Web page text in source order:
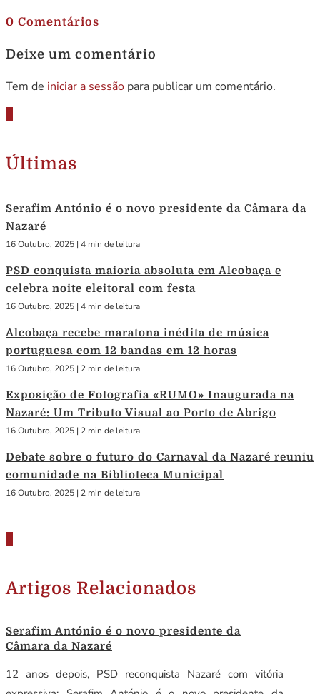
0 Comentários
Deixe um comentário
Tem de iniciar a sessão para publicar um comentário.
Últimas
Serafim António é o novo presidente da Câmara da
Nazaré
16 Outubro, 2025 | 4 min de leitura
PSD conquista maioria absoluta em Alcobaça e
celebra noite eleitoral com festa
16 Outubro, 2025 | 4 min de leitura
Alcobaça recebe maratona inédita de música
portuguesa com 12 bandas em 12 horas
16 Outubro, 2025 | 2 min de leitura
Exposição de Fotografia «RUMO» Inaugurada na
Nazaré: Um Tributo Visual ao Porto de Abrigo
16 Outubro, 2025 | 2 min de leitura
Debate sobre o futuro do Carnaval da Nazaré reuniu
comunidade na Biblioteca Municipal
16 Outubro, 2025 | 2 min de leitura
Artigos Relacionados
Serafim António é o novo presidente da
Câmara da Nazaré
12 anos depois, PSD reconquista Nazaré com vitória